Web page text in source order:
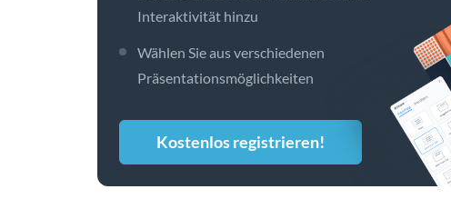
Interaktivität hinzu
Wählen Sie aus verschiedenen
Präsentationsmöglichkeiten
Kostenlos registrieren!